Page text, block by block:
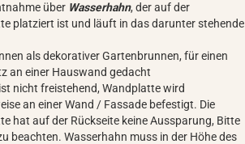
über Wasserhahn, der auf der
platziert ist und läuft in das darunter stehende
als dekorativer Gartenbrunnen, für einen
an einer Hauswand gedacht
ist nicht freistehend, Wandplatte wird
an einer Wand / Fassade befestigt. Die
hat auf der Rückseite keine Aussparung, Bitte
beachten. Wasserhahn muss in der Höhe des